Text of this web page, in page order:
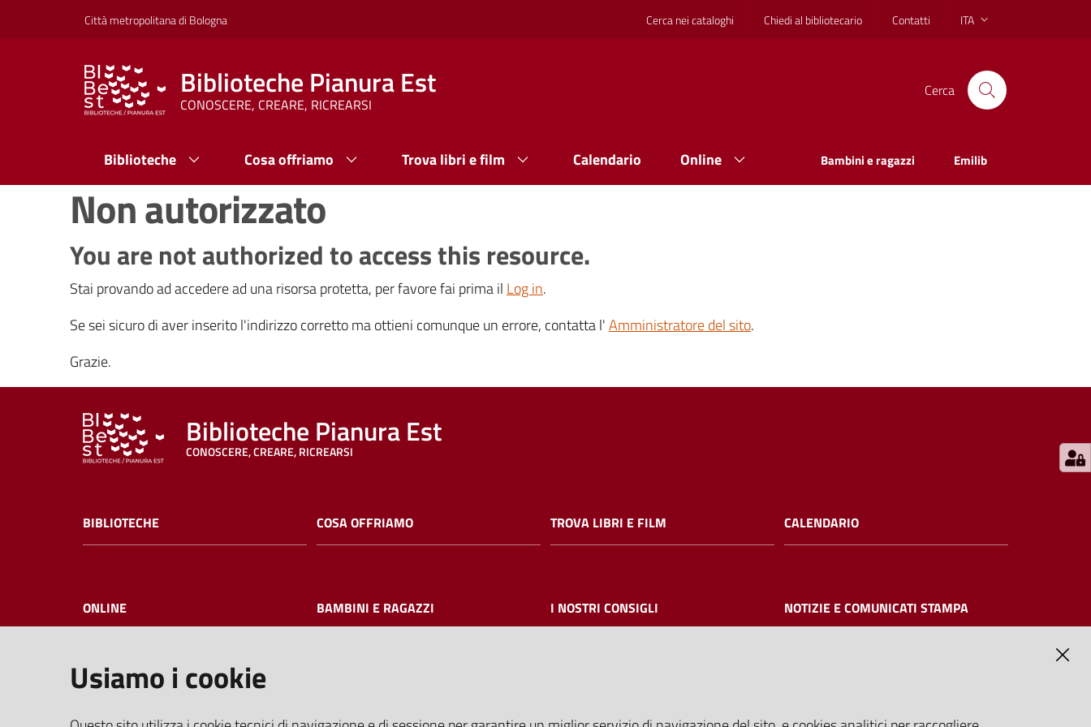
Vai al contenuto
Vai alla navigazioneCittà metropolitana di Bologna Cerca nei cataloghi Chiedi al bibliotecario Contatti ITA
Biblioteche Pianura Est
CONOSCERE, CREARE, RICREARSI
Cerca
Biblioteche Cosa offriamo Trova libri e film Calendario Online Bambini e ragazzi Emilib
Non autorizzato
You are not authorized to access this resource.
Stai provando ad accedere ad una risorsa protetta, per favore fai prima il Log in.
Se sei sicuro di aver inserito l'indirizzo corretto ma ottieni comunque un errore, contatta l'Amministratore del sito.
Grazie.
Biblioteche Pianura Est
CONOSCERE, CREARE, RICREARSI
BIBLIOTECHE COSA OFFRIAMO TROVA LIBRI E FILM CALENDARIO
ONLINE BAMBINI E RAGAZZI I NOSTRI CONSIGLI NOTIZIE E COMUNICATI STAMPA
I NOSTRI EVENTI
Usiamo i cookie